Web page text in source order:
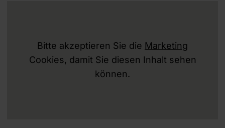
Bitte akzeptieren Sie die Marketing
Cookies, damit Sie diesen Inhalt sehen
können.